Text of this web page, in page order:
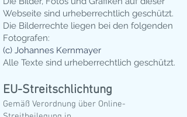
Webseite sind urheberrechtlich geschützt.
Die Bilderrechte liegen bei den folgenden
Fotografen:
(c) Johannes Kernmayer
Alle Texte sind urheberrechtlich geschützt.
EU-Streitschlichtung
Gemäß Verordnung über Online-